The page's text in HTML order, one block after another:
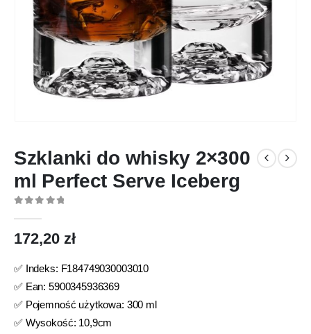
Szklanki do whisky 2×300
ml Perfect Serve Iceberg
172,20 zł
✅ Indeks: F184749030003010
✅ Ean: 5900345936369
✅ Pojemność użytkowa: 300 ml
✅ Wysokość: 10,9cm